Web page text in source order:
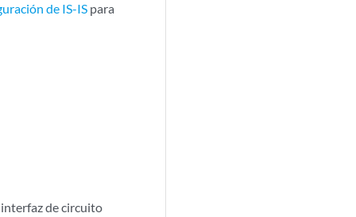
de IS-IS para
interfaz de circuito